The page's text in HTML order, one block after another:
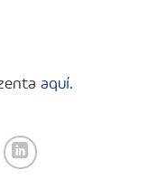
aquí.